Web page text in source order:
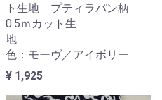
ト生地 プティラパン柄
0.5ｍカット生
地
色：モーヴ／アイボリー
¥ 1,925